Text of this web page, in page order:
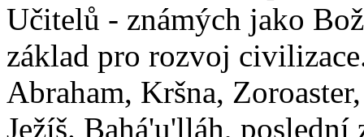
Učitelů - známých jako
základ pro rozvoj
Abraham, Kršna,
Ježíš. Bahá'u'lláh,